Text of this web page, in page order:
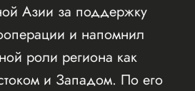
Азии за поддержку
и напомнил
роли региона как
и Западом. По его